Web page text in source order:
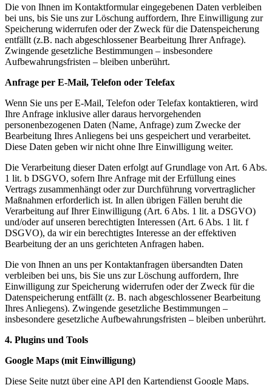
Die von Ihnen im Kontaktformular eingegebenen Daten verbleiben
bei uns, bis Sie uns zur Löschung auffordern, Ihre Einwilligung zur
Speicherung widerrufen oder der Zweck für die Datenspeicherung
entfällt (z.B. nach abgeschlossener Bearbeitung Ihrer Anfrage).
Zwingende gesetzliche Bestimmungen – insbesondere
Aufbewahrungsfristen – bleiben unberührt.
Anfrage per E-Mail, Telefon oder Telefax
Wenn Sie uns per E-Mail, Telefon oder Telefax kontaktieren, wird
Ihre Anfrage inklusive aller daraus hervorgehenden
personenbezogenen Daten (Name, Anfrage) zum Zwecke der
Bearbeitung Ihres Anliegens bei uns gespeichert und verarbeitet.
Diese Daten geben wir nicht ohne Ihre Einwilligung weiter.
Die Verarbeitung dieser Daten erfolgt auf Grundlage von Art. 6 Abs.
1 lit. b DSGVO, sofern Ihre Anfrage mit der Erfüllung eines
Vertrags zusammenhängt oder zur Durchführung vorvertraglicher
Maßnahmen erforderlich ist. In allen übrigen Fällen beruht die
Verarbeitung auf Ihrer Einwilligung (Art. 6 Abs. 1 lit. a DSGVO)
und/oder auf unseren berechtigten Interessen (Art. 6 Abs. 1 lit. f
DSGVO), da wir ein berechtigtes Interesse an der effektiven
Bearbeitung der an uns gerichteten Anfragen haben.
Die von Ihnen an uns per Kontaktanfragen übersandten Daten
verbleiben bei uns, bis Sie uns zur Löschung auffordern, Ihre
Einwilligung zur Speicherung widerrufen oder der Zweck für die
Datenspeicherung entfällt (z. B. nach abgeschlossener Bearbeitung
Ihres Anliegens). Zwingende gesetzliche Bestimmungen –
insbesondere gesetzliche Aufbewahrungsfristen – bleiben unberührt.
4. Plugins und Tools
Google Maps (mit Einwilligung)
Diese Seite nutzt über eine API den Kartendienst Google Maps.